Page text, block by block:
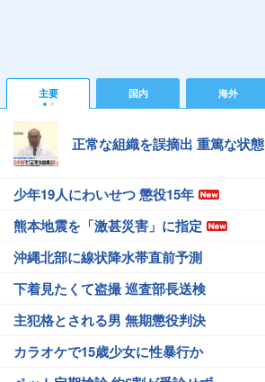
主要 国内 海外
正常な組織を誤摘出 重篤な状態
少年19人にわいせつ 懲役15年
熊本地震を「激甚災害」に指定
沖縄北部に線状降水帯直前予測
下着見たくて盗撮 巡査部長送検
主犯格とされる男 無期懲役判決
カラオケで15歳少女に性暴行か